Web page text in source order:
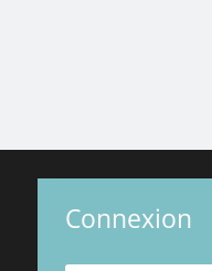
Connexion